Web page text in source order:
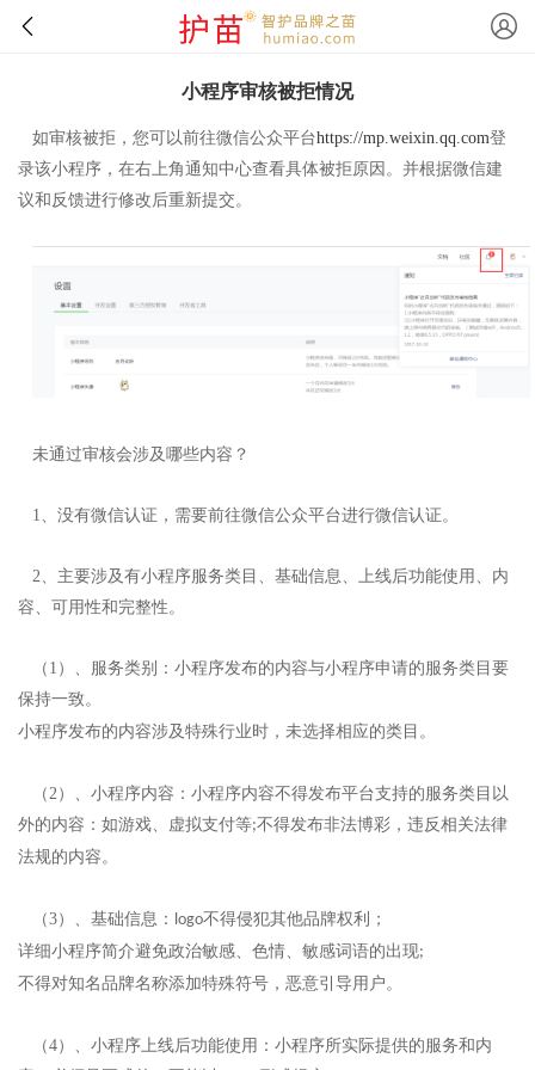
小程序审核被拒情况
如审核被拒，您可以前往微信公众平台https://mp.weixin.qq.com登
录该小程序，在右上角通知中心查看具体被拒原因。并根据微信建
议和反馈进行修改后重新提交。
未通过审核会涉及哪些内容？
1、没有微信认证，需要前往微信公众平台进行微信认证。
2、主要涉及有小程序服务类目、基础信息、上线后功能使用、内
容、可用性和完整性。
（1）
、服务类别：小程序发布的内容与小程序申请的服务类目要
保持一致。
小程序发布的内容涉及特殊行业时，未选择相应的类目。
（2）
、小程序内容：小程序内容不得发布平台支持的服务类目以
外的内容：如游戏、虚拟支付等;不得发布非法博彩，违反相关法律
法规的内容。
（3） 、基础信息： logo不得侵犯其他品牌权利；
详细小程序简介避免政治敏感、色情、敏感词语的出现;
不得对知名品牌名称添加特殊符号，恶意引导用户。
（4）
、小程序上线后功能使用：小程序所实际提供的服务和内